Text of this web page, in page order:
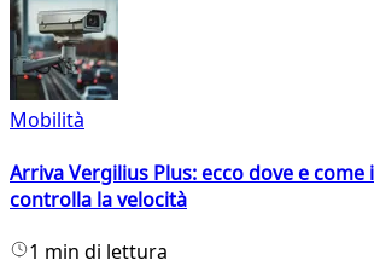
Mobilità
Arriva Vergilius Plus: ecco dove e
controlla la velocità
1 min di lettura